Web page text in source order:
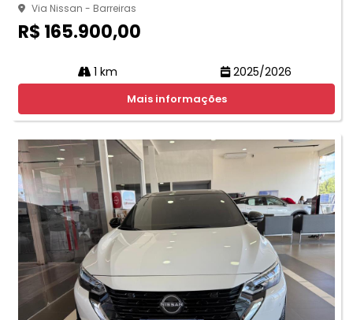
Via Nissan - Barreiras
R$ 165.900,00
1 km 2025/2026
Mais informações